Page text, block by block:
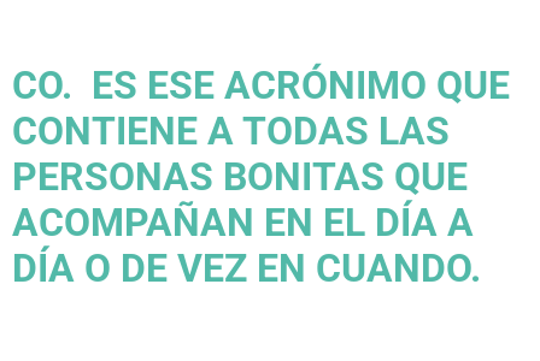
CO. ES ESE ACRÓNIMO QUE
CONTIENE A TODAS LAS
PERSONAS BONITAS QUE
ACOMPAÑAN EN EL DÍA A
DÍA O DE VEZ EN CUANDO.